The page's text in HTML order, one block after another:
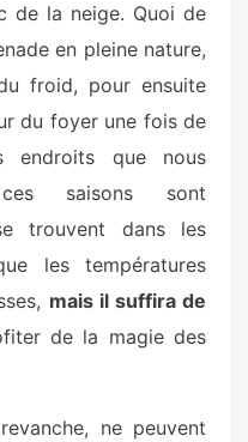
de la neige. Quoi de
en pleine nature,
froid, pour ensuite
du foyer une fois de
endroits que nous
saisons sont
trouvent dans les
les températures
mais il suffira de
de la magie des
ne peuvent